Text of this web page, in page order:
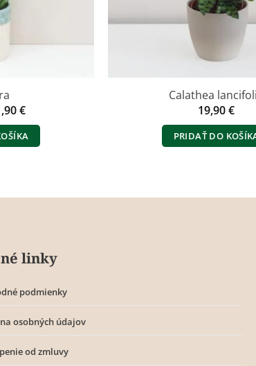
€.
€Aktuálna
je:
11,90 €.
Calathea
19,90€
PRIDAŤ DO
linky
podmienky
osobných údajov
od zmluvy